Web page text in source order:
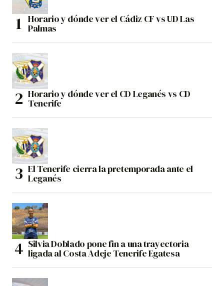
Horario y dónde ver el Cádiz CF vs UD Las
Palmas
Horario y dónde ver el CD Leganés vs CD
Tenerife
El Tenerife cierra la pretemporada ante el
Leganés
Silvia Doblado pone fin a una trayectoria
ligada al Costa Adeje Tenerife Egatesa